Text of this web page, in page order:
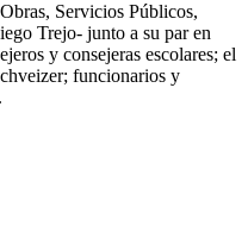
Servicios Públicos,
Trejo- junto a su par en
y consejeras escolares; el
funcionarios y